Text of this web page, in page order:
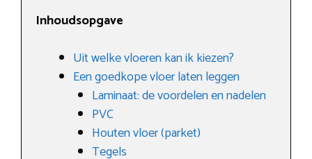
Inhoudsopgave
Uit welke vloeren kan ik kiezen?
Een goedkope vloer laten leggen
Laminaat: de voordelen en nadelen
PVC
Houten vloer (parket)
Tegels